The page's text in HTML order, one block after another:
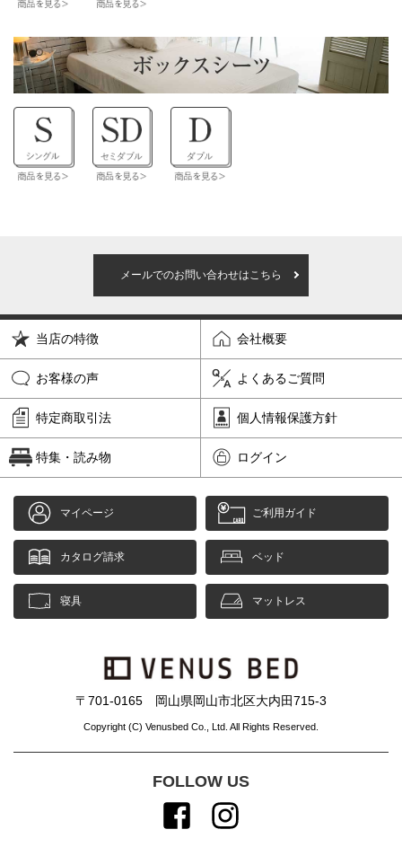
メールでのお問い合わせはこちら
当店の特徴 会社概要
お客様の声 よくあるご質問
特定商取引法 個人情報保護方針
特集・読み物 ログイン
マイページ ご利用ガイド
カタログ請求 ベッド
寝具 マットレス
〒701-0165 岡山県岡山市北区大内田715-3
Copyright (C) Venusbed Co., Ltd. All Rights Reserved.
FOLLOW US